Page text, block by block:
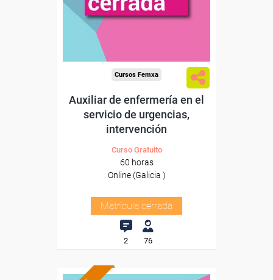
Cursos Femxa
Auxiliar de enfermería en el
servicio de urgencias,
intervención
Curso Gratuito
60 horas
Online (Galicia )
Matrícula cerrada
2 76